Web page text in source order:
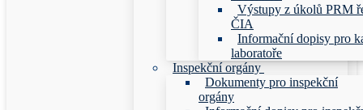
Výstupy z úkolů PRM
ČIA
Informační dopisy pro
laboratoře
Inspekční orgány
Dokumenty pro inspekční
orgány